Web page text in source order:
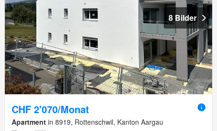
8 Bilder
CHF 2'070/Monat
Apartment in 8919, Rottenschwil, Kanton Aargau